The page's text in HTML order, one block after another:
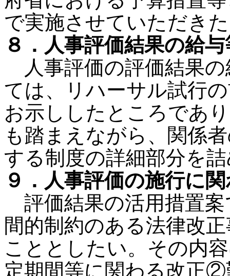
で実施させていただき
８．人事評価結果の給
人事評価の評価結果の
ては、リハーサル試行
お示ししたところであ
も踏まえながら、関係
する制度の詳細部分を
９．人事評価の施行に
評価結果の活用措置
間的制約のある法律改
こととしたい。その内
定期間等に関わる改正